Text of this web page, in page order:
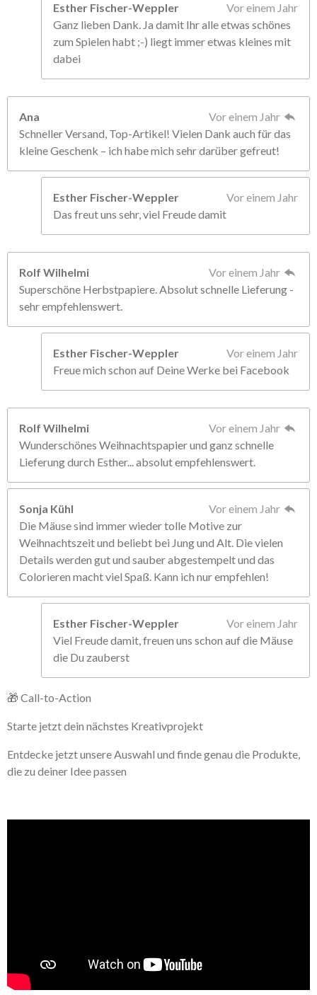
Esther Fischer-Weppler
Vor einem Jahr
Ganz lieben Dank. Ja damit Ihr alle etwas schönes
zum Spielen habt ;-) liegt immer etwas kleines mit
dabei
Ana
Vor einem Jahr
Schneller Versand, Top-Artikel! Vielen Dank auch für das
kleine Geschenk – ich habe mich sehr darüber gefreut!
Esther Fischer-Weppler
Vor einem Jahr
Das freut uns sehr, viel Freude damit
Rolf Wilhelmi
Vor einem Jahr
Superschöne Herbstpapiere. Absolut schnelle Lieferung -
sehr empfehlenswert.
Esther Fischer-Weppler
Vor einem Jahr
Freue mich schon auf Deine Werke bei Facebook
Rolf Wilhelmi
Vor einem Jahr
Wunderschönes Weihnachtspapier und ganz schnelle
Lieferung durch Esther... absolut empfehlenswert.
Sonja Kühl
Vor einem Jahr
Die Mäuse sind immer wieder tolle Motive zur
Weihnachtszeit und beliebt bei Jung und Alt. Die vielen
Details werden gut und sauber abgestempelt und das
Colorieren macht viel Spaß. Kann ich nur empfehlen!
Esther Fischer-Weppler
Vor einem Jahr
Viel Freude damit, freuen uns schon auf die Mäuse
die Du zauberst
🎁 Call-to-Action
Starte jetzt dein nächstes Kreativprojekt
Entdecke jetzt unsere Auswahl und finde genau die Produkte,
die zu deiner Idee passen